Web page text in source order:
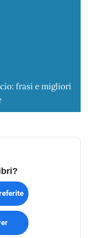
frasi e migliori